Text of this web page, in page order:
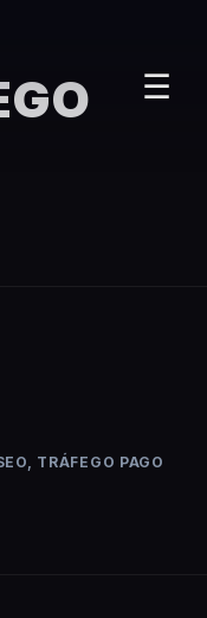
☰
TRÁFEGO PAGO